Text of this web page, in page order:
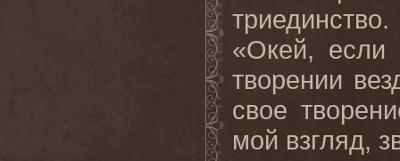
«Окей, если
творении
свое
мой взгляд,